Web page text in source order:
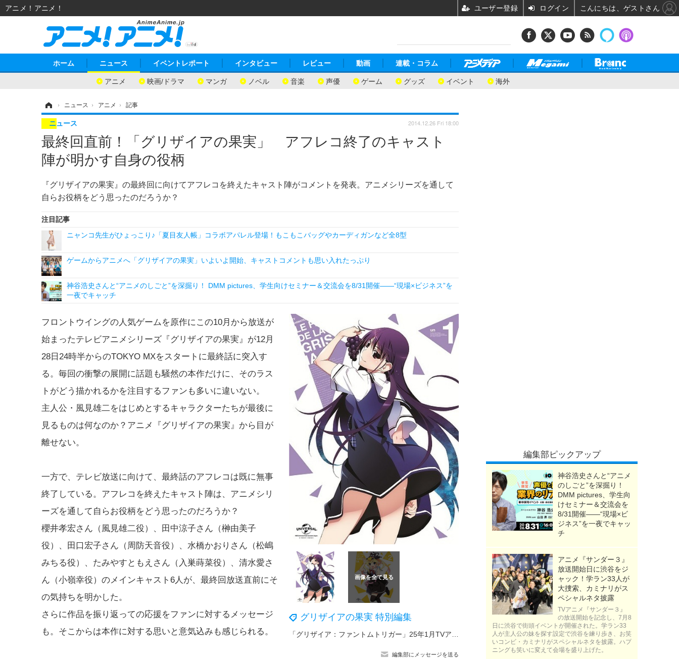
ホーム ニュース
アニメ 映画/ドラマ マンガ ノベル 音楽 声優 ゲーム グッズ イベント 海外
イベントレポート インタビュー レビュー 動画 連載・コラム
› ニュース › アニメ › 記事
最終回直前！「グリザイアの果実」 アフレコ終了のキャスト
陣が明かす自身の役柄
『グリザイアの果実』の最終回に向けてアフレコを終えたキャスト陣がコメントを発表。アニメシリーズを通して
自らお役柄をどう思ったのだろうか？
ニュース 2014.12.26 Fri 18:00
注目記事
ニャンコ先生がひょっこり♪「夏目友人帳」コラボアパレル登場！もこもこバッグやカーディガンなど全8型
ゲームからアニメへ「グリザイアの果実」いよいよ開始、キャストコメントも思い入れたっぷり
神谷浩史さんと“アニメのしごと”を深掘り！ DMM pictures、学生向けセミナー＆交流会を8/31開催――“現場×ビジネス”を
一夜でキャッチ
グリザイアの果実 特別編集
編集部にメッセージを送る
フロントウイングの人気ゲームを原作にこの10月から放送が
始まったテレビアニメシリーズ『グリザイアの果実』が12月
28日24時半からのTOKYO MXをスタートに最終話に突入す
る。毎回の衝撃の展開に話題も騒然の本作だけに、そのラス
トがどう描かれるかを注目するファンも多いに違いない。
主人公・風見雄二をはじめとするキャラクターたちが最後に
見るものは何なのか？アニメ『グリザイアの果実』から目が
離せない。
一方で、テレビ放送に向けて、最終話のアフレコは既に無事
終了している。アフレコを終えたキャスト陣は、アニメシリ
ーズを通して自らお役柄をどう思ったのだろうか？
櫻井孝宏さん（風見雄二役）、田中涼子さん（榊由美子
役）、田口宏子さん（周防天音役）、水橋かおりさん（松嶋
みちる役）、たみやすともえさん（入巣蒔菜役）、清水愛さ
ん（小嶺幸役）のメインキャスト6人が、最終回放送直前にそ
の気持ちを明かした。
さらに作品を振り返っての応援をファンに対するメッセージ
も。そこからは本作に対する思いと意気込みも感じられる。
編集部ピックアップ
神谷浩史さんと“アニメ
のしごと”を深掘り！
DMM pictures、学生向
けセミナー＆交流会を
8/31開催――“現場×ビ
ジネス”を一夜でキャッ
チ
アニメ『サンダー３』
放送開始日に渋谷をジ
ャック！学ラン33人が
大捜索、カミナリがス
ペシャルネタ披露
TVアニメ『サンダー３』
の放送開始を記念し、7月8
日に渋谷で街頭イベントが開催された。学ラン33
人が主人公の妹を探す設定で渋谷を練り歩き、お笑
いコンビ・カミナリがスペシャルネタを披露。ハプ
ニングも笑いに変えて会場を盛り上げた。
アニメ！アニメ！ ユーザー登録 ログイン こんにちは、ゲストさん